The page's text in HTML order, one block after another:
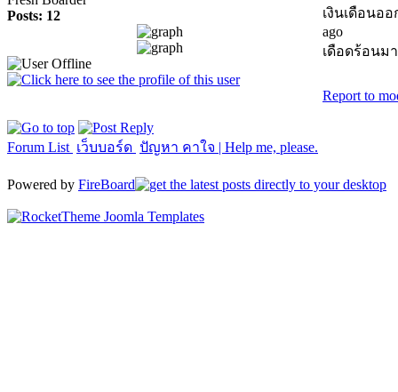
Posts: 12
เงินเดือนอ
ago
เดือดร้อนม
Report to
Forum List เว็บบอร์ด ปัญหา คาใจ | Help me, please.
Powered by FireBoard